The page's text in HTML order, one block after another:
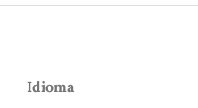
Idioma